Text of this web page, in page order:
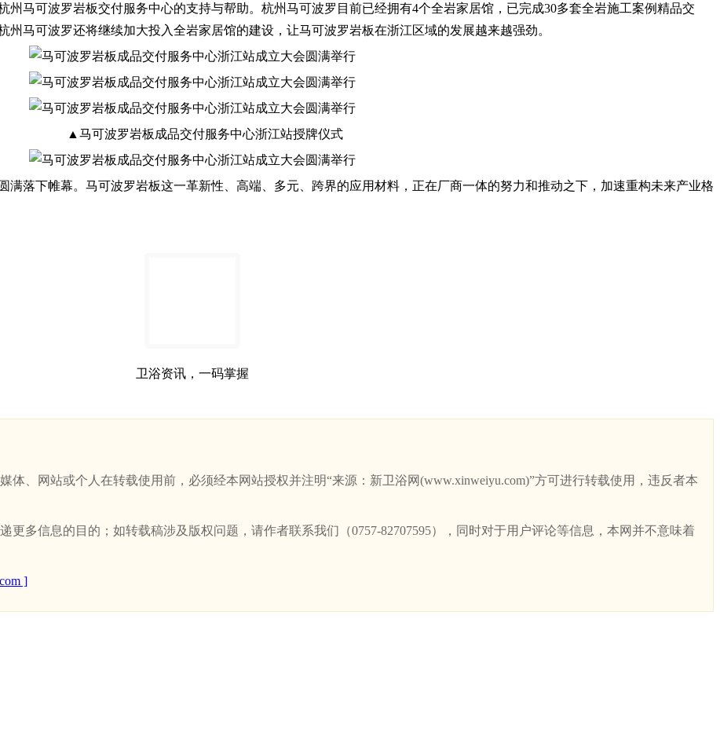
可波罗岩板交付服务中心的支持与帮助。杭州马可波罗目前已经拥有4个全岩家居馆，已完成30多套全岩施工案例精品交
马可波罗还将继续加大投入全岩家居馆的建设，让马可波罗岩板在浙江区域的发展越来越强劲。
▲马可波罗岩板成品交付服务中心浙江站授牌仪式
下帷幕。马可波罗岩板这一革新性、高端、多元、跨界的应用材料，正在厂商一体的努力和推动之下，加速重构未来产业格
卫浴资讯，一码掌握
体、网站或个人在转载使用前，必须经本网站授权并注明“来源：新卫浴网(www.xinweiyu.com)”方可进行转载使用，违反者本
更多信息的目的；如转载稿涉及版权问题，请作者联系我们（0757-82707595），同时对于用户评论等信息，本网并不意味着
]